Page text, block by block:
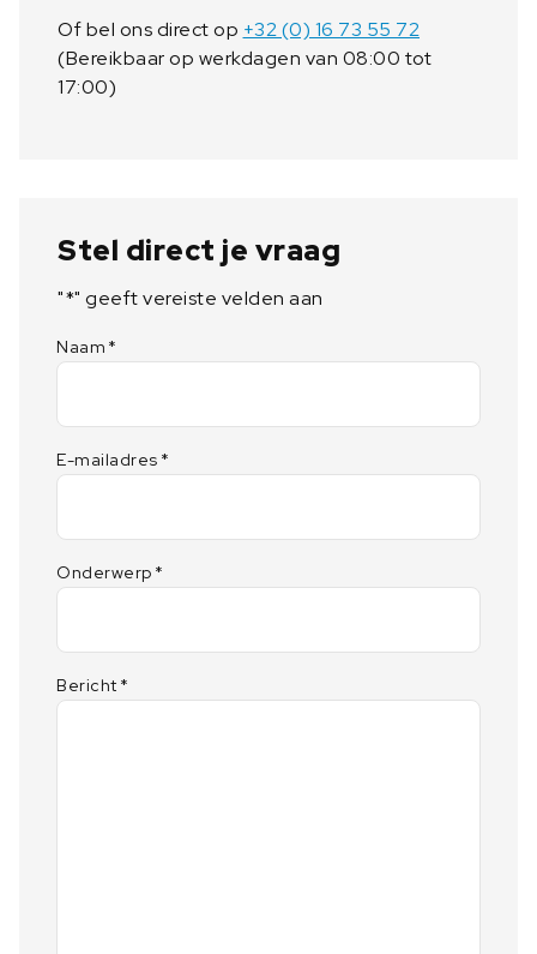
Of bel ons direct op +32 (0) 16 73 55 72
(Bereikbaar op werkdagen van 08:00 tot
17:00)
Stel direct je vraag
"*" geeft vereiste velden aan
Naam *
E-mailadres *
Onderwerp *
Bericht *